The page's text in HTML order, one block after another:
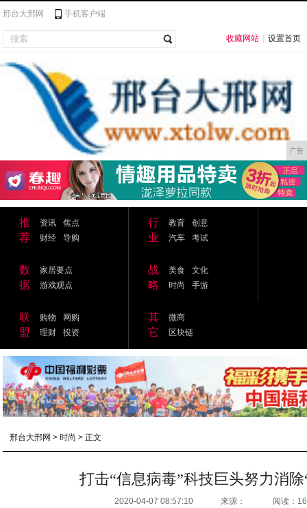
邢台大邢网 手机客户端
收藏网站 设置首页
广告
推
荐
资讯
焦点
财经
导购
行
业
教育
创意
汽车
考试
数
据
家居要点
游戏观点
战
略
美食
文化
时尚
手游
联
盟
购物
网购
理财
投资
其
它
微商
区块链
邢台大邢网 > 时尚 > 正文
打击“信息病毒”科技巨头努力消
2020-04-07 08:57:10 来源： 阅读：